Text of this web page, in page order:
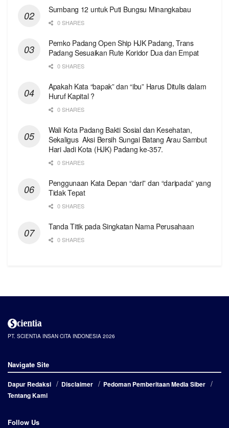
Sumbang 12 untuk Puti Bungsu Minangkabau
0 SHARES
Pemko Padang Open Ship HJK Padang, Trans
Padang Sesuaikan Rute Koridor Dua dan Empat
0 SHARES
Apakah Kata “bapak” dan “ibu” Harus Ditulis dalam
Huruf Kapital ?
0 SHARES
Wali Kota Padang Bakti Sosial dan Kesehatan,
Sekaligus Aksi Bersih Sungai Batang Arau Sambut
Hari Jadi Kota (HJK) Padang ke-357.
0 SHARES
Penggunaan Kata Depan “dari” dan “daripada” yang
Tidak Tepat
0 SHARES
Tanda Titik pada Singkatan Nama Perusahaan
0 SHARES
PT. SCIENTIA INSAN CITA INDONESIA 2026
Navigate Site
Dapur Redaksi Disclaimer
Pedoman Pemberitaan Media Siber
Tentang Kami
Follow Us